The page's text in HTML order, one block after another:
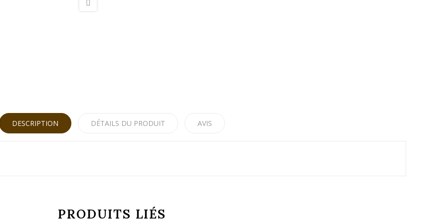
DESCRIPTION DÉTAILS DU PRODUIT AVIS
1.21 kg
PRODUITS LIÉS